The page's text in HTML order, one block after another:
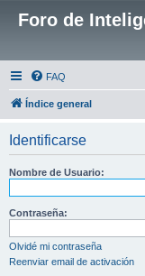
Foro de
FAQ
Índice general
Identificarse
Nombre de Usuario:
Contraseña:
Olvidé mi contraseña
Reenviar email de activación